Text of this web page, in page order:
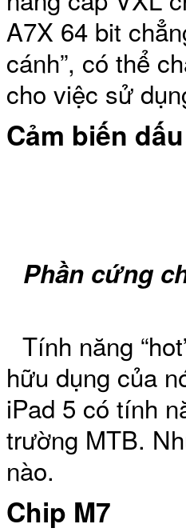
A7X 64 bit
cánh”, có thể
cho việc sử
Cảm biến
Phần cứng
Tính năng
hữu dụng của
iPad 5 có tính
trường MTB.
nào.
Chip M7